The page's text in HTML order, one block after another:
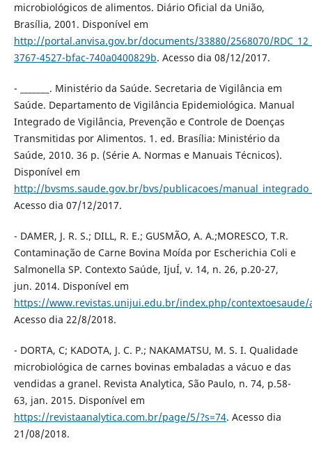
microbiológicos de alimentos. Diário Oficial da União,
Brasília, 2001. Disponível em
http://portal.anvisa.gov.br/documents/33880/2568070/
3767-4527-bfac-740a0400829b. Acesso dia 08/12/2017.
- _______. Ministério da Saúde. Secretaria de Vigilância em
Saúde. Departamento de Vigilância Epidemiológica. Manual
Integrado de Vigilância, Prevenção e Controle de Doenças
Transmitidas por Alimentos. 1. ed. Brasília: Ministério da
Saúde, 2010. 36 p. (Série A. Normas e Manuais Técnicos).
Disponível em
http://bvsms.saude.gov.br/bvs/publicacoes/
Acesso dia 07/12/2017.
- DAMER, J. R. S.; DILL, R. E.; GUSMÃO, A. A.;MORESCO, T.R.
Contaminação de Carne Bovina Moída por Escherichia Coli e
Salmonella SP. Contexto Saúde, IjuÍ, v. 14, n. 26, p.20-27,
jun. 2014. Disponível em
https://www.revistas.unijui.edu.br/index.php/
Acesso dia 22/8/2018.
- DORTA, C; KADOTA, J. C. P.; NAKAMATSU, M. S. I. Qualidade
microbiológica de carnes bovinas embaladas a vácuo e das
vendidas a granel. Revista Analytica, São Paulo, n. 74, p.58-
63, jan. 2015. Disponível em
https://revistaanalytica.com.br/page/5/?s=74. Acesso dia
21/08/2018.